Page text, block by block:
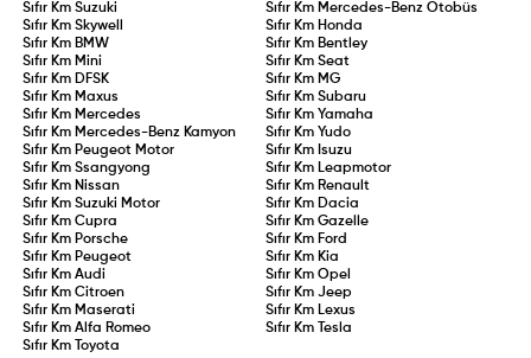
Sıfır KmSuzuki Sıfır Km Mercedes-Benz Otobüs
Sıfır KmSkywell Sıfır Km Honda
Sıfır Km BMW Sıfır Km Bentley
Sıfır Km Mini Sıfır Km Seat
Sıfır Km DFSK Sıfır Km MG
Sıfır Km Maxus Sıfır Km Subaru
Sıfır Km Mercedes Sıfır Km Yamaha
Sıfır Km Mercedes-Benz Kamyon Sıfır Km Yudo
Sıfır Km Peugeot Motor Sıfır Km Isuzu
Sıfır KmSsangyong Sıfır Km Leapmotor
Sıfır Km Nissan Sıfır Km Renault
Sıfır KmSuzuki Motor Sıfır Km Dacia
Sıfır KmCupra Sıfır Km Gazelle
Sıfır Km Porsche Sıfır Km Ford
Sıfır Km Peugeot Sıfır Km Kia
Sıfır KmAudi Sıfır Km Opel
Sıfır KmCitroen Sıfır Km Jeep
Sıfır Km Maserati Sıfır Km Lexus
Sıfır KmAlfa Romeo Sıfır Km
Tesla
Sıfır Km
Toyota